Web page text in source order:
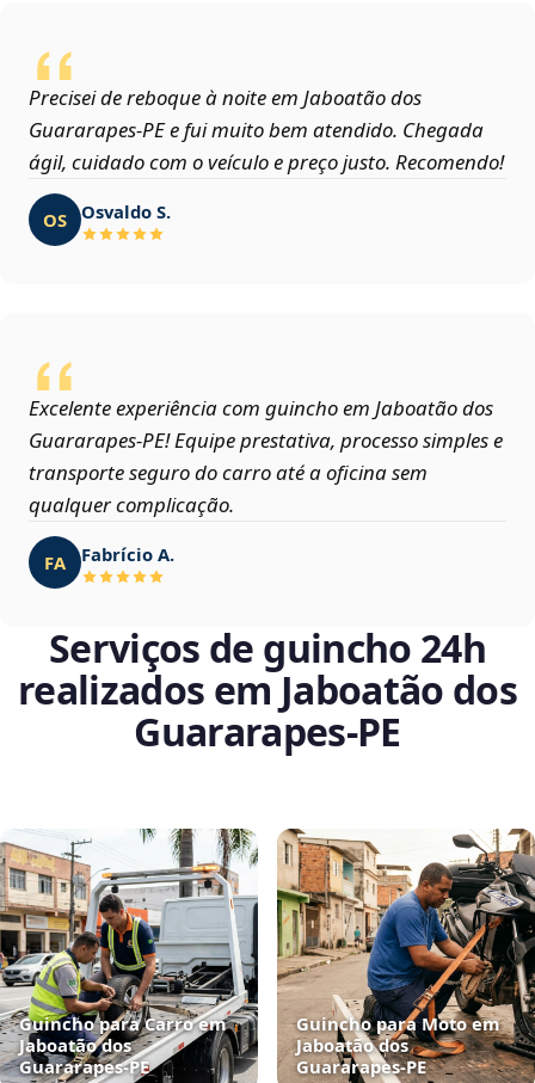
Precisei de reboque à noite em Jaboatão dos
Guararapes‑PE e fui muito bem atendido. Chegada
ágil, cuidado com o veículo e preço justo. Recomendo!
OS Osvaldo S.
Excelente experiência com guincho em Jaboatão dos
Guararapes‑PE! Equipe prestativa, processo simples e
transporte seguro do carro até a oficina sem
qualquer complicação.
FA Fabrício A.
Serviços de guincho 24h
realizados em Jaboatão dos
Guararapes‑PE
Guincho para Carro em
Jaboatão dos
Guararapes‑PE
Guincho para Moto em
Jaboatão dos
Guararapes‑PE